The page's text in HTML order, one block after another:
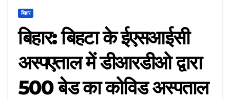
बिहार
बिहार: बिहटा के ईएसआईसी
अस्पएताल में डीआरडीओ द्वारा
500 बेड का कोविड अस्पताल